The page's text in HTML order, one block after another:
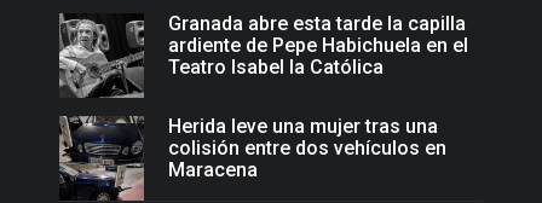
Granada abre esta tarde la capilla
ardiente de Pepe Habichuela en el
Teatro Isabel la Católica
Herida leve una mujer tras una
colisión entre dos vehículos en
Maracena